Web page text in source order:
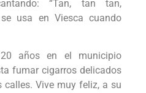
“Tan, tan tan,
usa en Viesca cuando
años en el municipio
fumar cigarros delicados
Vive muy feliz, a su